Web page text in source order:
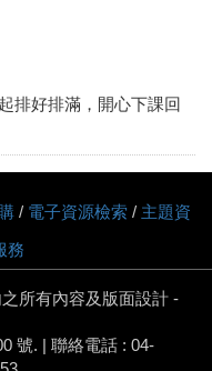
排好排滿，開心下課回
/ 電子資源檢索 / 主題資
務
所有內容及版面設計 -
號. | 聯絡電話 : 04-